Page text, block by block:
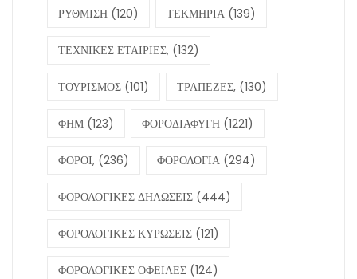
ΡΥΘΜΙΣΗ (120) ΤΕΚΜΗΡΙΑ (139)
ΤΕΧΝΙΚΕΣ ΕΤΑΙΡΙΕΣ, (132)
ΤΟΥΡΙΣΜΟΣ (101) ΤΡΑΠΕΖΕΣ, (130)
ΦΗΜ (123) ΦΟΡΟΔΙΑΦΥΓΗ (1221)
ΦΟΡΟΙ, (236) ΦΟΡΟΛΟΓΙΑ (294)
ΦΟΡΟΛΟΓΙΚΕΣ ΔΗΛΩΣΕΙΣ (444)
ΦΟΡΟΛΟΓΙΚΕΣ ΚΥΡΩΣΕΙΣ (121)
ΦΟΡΟΛΟΓΙΚΕΣ ΟΦΕΙΛΕΣ (124)